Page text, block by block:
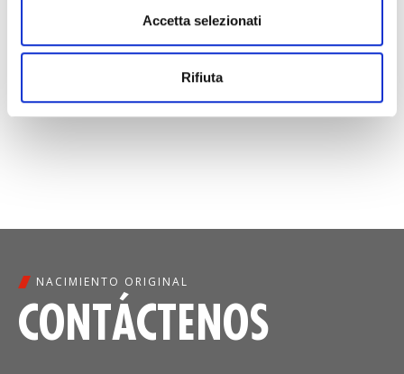
Accetta selezionati
Rifiuta
direcciones indicadas en el apartado 1 de las
presentes condiciones generales de uso, ya sea por
NACIMIENTO ORIGINAL
CONTÁCTENOS